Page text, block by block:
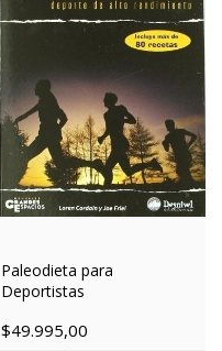
Paleodieta para
Deportistas
$49.995,00